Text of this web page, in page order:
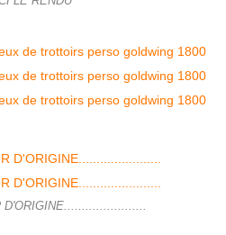
D'ORIGINE.......................